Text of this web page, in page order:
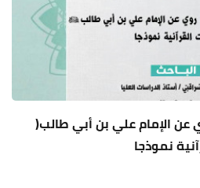
عن الإمام علي بن أبي طالب(
نموذجا